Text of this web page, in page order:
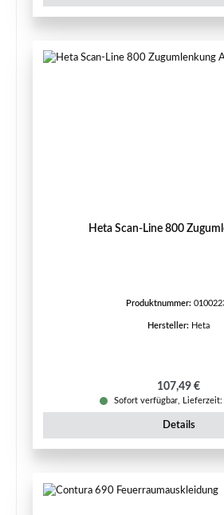
Heta Scan-Line 800
Produktnummer:
Hersteller: Heta
Regulärer
107,49 €
Sofort verfügbar, Lieferzeit:
Details